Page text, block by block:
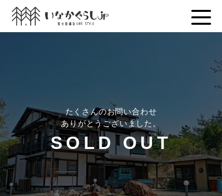
Skip
たくさんのお問い合わせ
ありがとうございました。
SOLD OUT